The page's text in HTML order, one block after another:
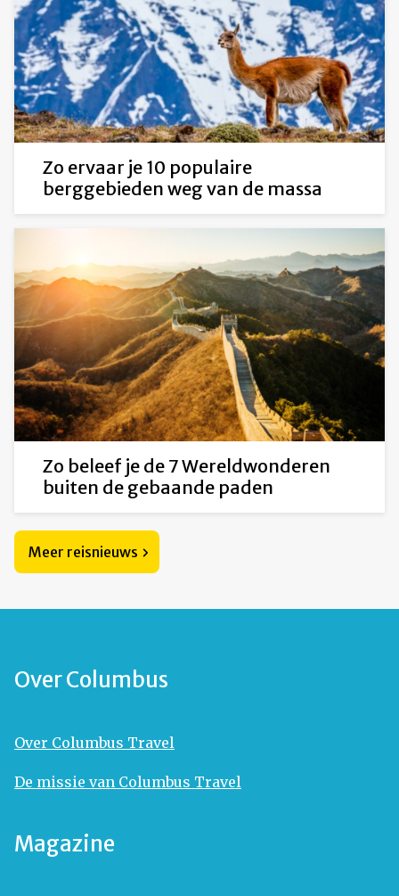
Zo ervaar je 10 populaire
berggebieden weg van de massa
Zo beleef je de 7 Wereldwonderen
buiten de gebaande paden
Meer reisnieuws
Over Columbus
Over Columbus Travel
De missie van Columbus Travel
Magazine